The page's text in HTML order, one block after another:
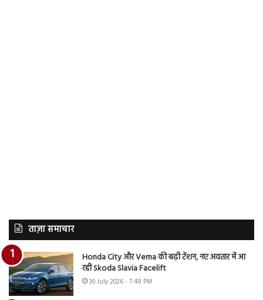
ताज़ा समाचार
Honda City और Verna की बढ़ी टेंशन, नए अवतार में आ
रही Skoda Slavia Facelift
30 July 2026 - 7:48 PM